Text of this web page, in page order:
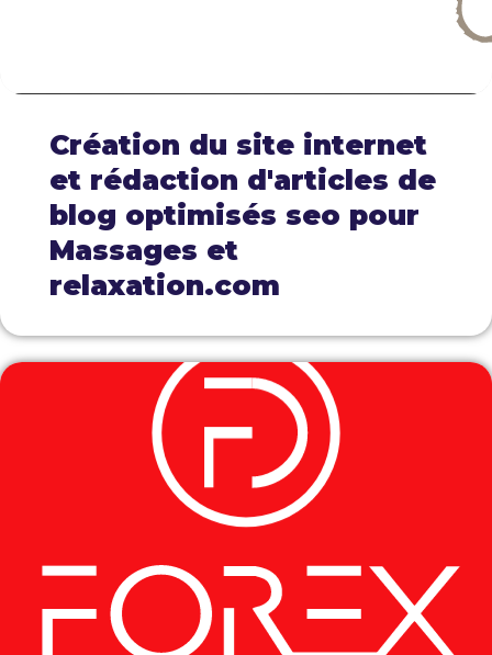
Création du site internet
et rédaction d'articles de
blog optimisés seo pour
Massages et
relaxation.com